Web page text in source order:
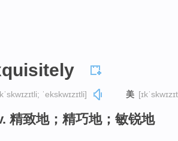
ˈekskwɪzɪtli] 美
精致地；精巧地；敏锐地